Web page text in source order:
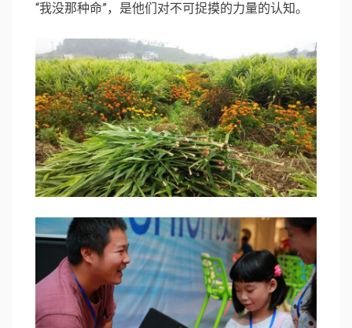
“我没那种命”，是他们对不可捉摸的力量的认知。